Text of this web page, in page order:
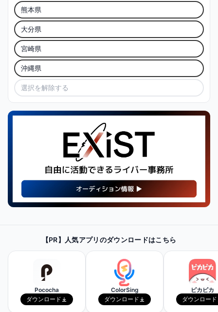
熊本県
大分県
宮崎県
沖縄県
選択を解除する
最新・人気の配信機材情報を
チェックしてみよう！
Amazonで見てみる
【PR】人気アプリのダウンロードはこちら
Pococha
ダウンロード
ColorSing
ダウンロード
ピカピカ
ダウンロード